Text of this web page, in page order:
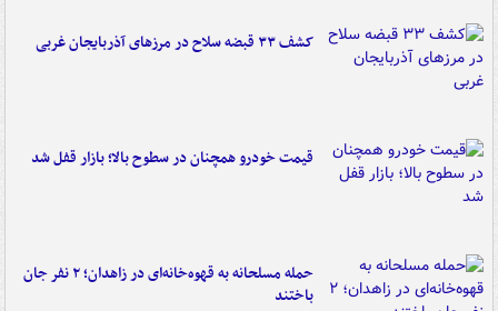
کشف ۳۳ قبضه سلاح در مرزهای آذربایجان غربی
قیمت خودرو همچنان در سطوح بالا؛ بازار قفل شد
حمله مسلحانه به قهوه‌خانه‌ای در زاهدان؛ ۲ نفر جان
باختند